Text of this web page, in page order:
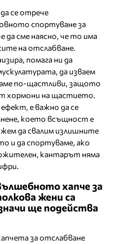
се отрече
спортуване за
да сме наясно, че то има
на отслабване.
помага ни да
да изваем
по-щастливи, защото
хормони на щастието.
е важно да се
което всъщност е
да свалим излишните
и да спортуваме, ако
кантарът няма
хапче за
жени са
ще подейства
за отслабване